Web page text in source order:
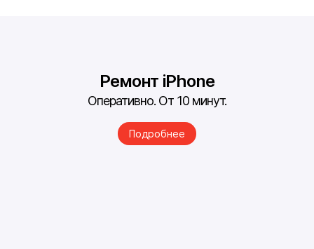
Ремонт iPhone
Оперативно. От 10 минут.
Подробнее